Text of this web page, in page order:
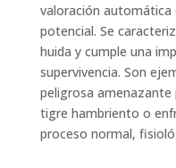
valoración automática
potencial. Se
huida y cumple una
supervivencia. Son
peligrosa amenazante
tigre hambriento o
proceso normal,